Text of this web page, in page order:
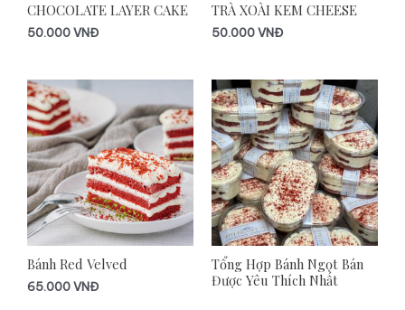
CHOCOLATE LAYER CAKE
50.000VNĐ
TRÀ XOÀI KEM CHEESE
50.000VNĐ
Bánh Red Velved
65.000VNĐ
Tổng Hợp Bánh Ngọt Bán
Được Yêu Thích Nhất